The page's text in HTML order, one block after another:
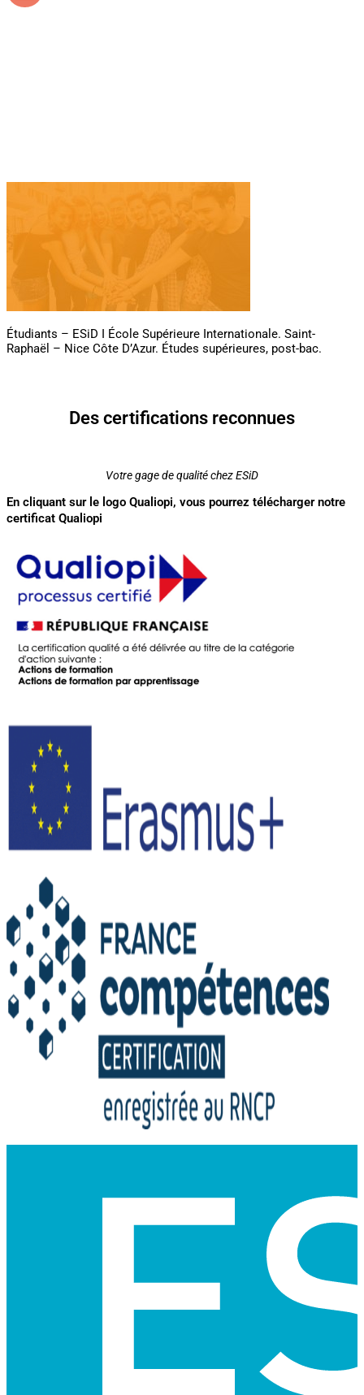
Étudiants – ESiD I École Supérieure Internationale. Saint-
Raphaël – Nice Côte D’Azur. Études supérieures, post-bac.
Des certifications reconnues
Votre gage de qualité chez ESiD
En cliquant sur le logo Qualiopi, vous pourrez télécharger notre
certificat Qualiopi